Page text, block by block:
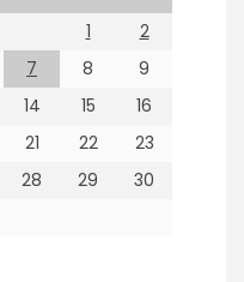
1
2
7 8
9
14 15
16
21 22
23
28 29
30